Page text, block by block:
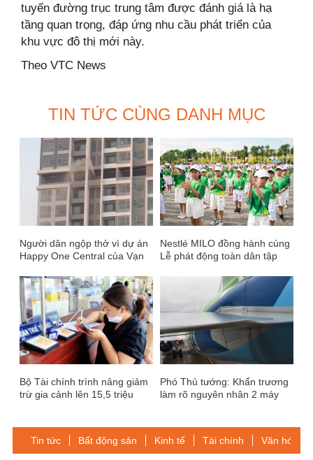
tuyến đường trục trung tâm được đánh giá là hạ
tầng quan trọng, đáp ứng nhu cầu phát triển của
khu vực đô thị mới này.
Theo VTC News
TIN TỨC CÙNG DANH MỤC
Người dân ngộp thở vì dự án
Happy One Central của Vạn
ngày
Nestlé MILO đồng hành cùng
Lễ phát động toàn dân tập
đuối nước năm 2024
Bộ Tài chính trình nâng giảm
trừ gia cảnh lên 15,5 triệu
Phó Thủ tướng: Khẩn trương
làm rõ nguyên nhân 2 máy
Tin tức Bất động sản Kinh tế Tài chính Văn hóa-